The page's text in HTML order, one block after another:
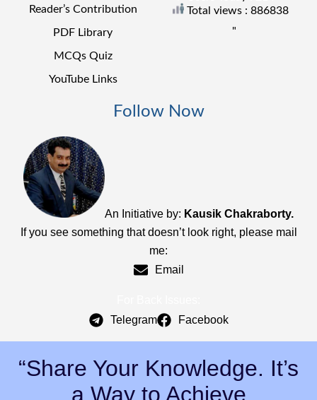
Reader’s Contribution
PDF Library
MCQs Quiz
YouTube Links
Total views : 886838
"
Follow Now
An Initiative by: Kausik Chakraborty.
If you see something that doesn’t look right, please mail
me:
Email
Telegram
Facebook
“Share Your Knowledge. It’s
a Way to Achieve